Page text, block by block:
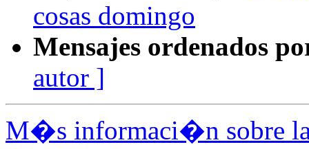
cosas domingo
Mensajes ordenados
autor ]
M�s informaci�n sobre